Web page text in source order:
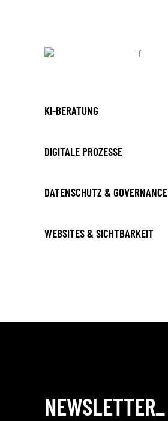
KI-BERATUNG
DIGITALE PROZESSE
DATENSCHUTZ & GOVERNANCE
WEBSITES & SICHTBARKEIT
NEWSLETTER_